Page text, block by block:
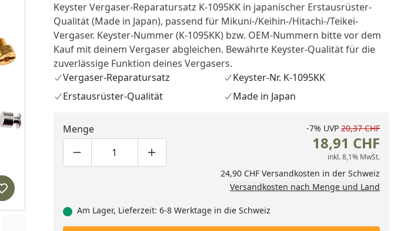
Produkt zur Wunschliste hinzufügen
Keyster Vergaser-Reparatursatz K-1095KK in japanischer Erstausrüster-
Qualität (Made in Japan), passend für Mikuni-/Keihin-/Hitachi-/Teikei-
Vergaser. Keyster-Nummer (K-1095KK) bzw. OEM-Nummern bitte vor dem
Kauf mit deinem Vergaser abgleichen. Bewährte Keyster-Qualität für die
zuverlässige Funktion deines Vergasers.
Vergaser-Reparatursatz
Keyster-Nr. K-1095KK
Erstausrüster-Qualität
Made in Japan
Menge
Produktmenge um eins verringern
Produktmenge manuell eingeben
Produktmenge um eins erhöhen
-7% UVP 20,37 CHF
18,91 CHF
inkl. 8,1% MwSt.
24,90 CHF Versandkosten in der Schweiz
Versandkosten nach Menge und Land
Am Lager, Lieferzeit: 6-8 Werktage in die Schweiz